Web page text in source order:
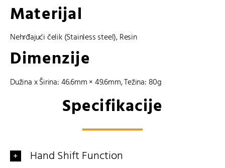
Materijal
Nehrđajući čelik (Stainless steel),Resin
Dimenzije
Dužina x Širina: 46.6mm × 49.6mm, Težina: 80g
Specifikacije
Hand Shift Function